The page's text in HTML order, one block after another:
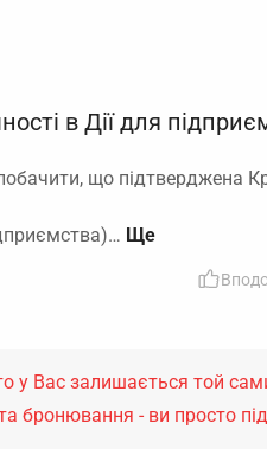
в Дії для
що підтверджена
у Вас залишається той
бронювання - ви просто